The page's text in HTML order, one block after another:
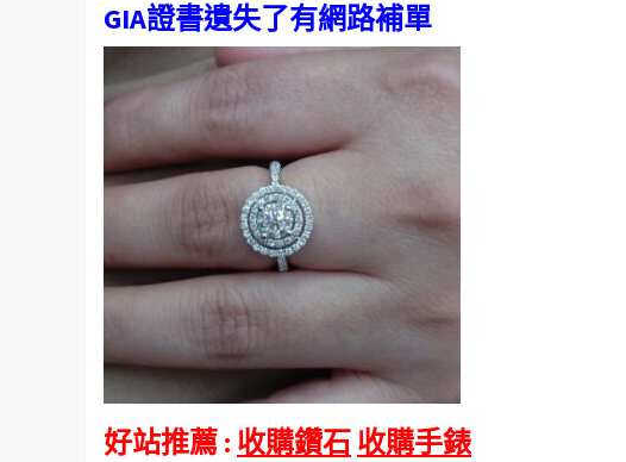
GIA證書遺失了有網路補單
好站推薦 : 收購鑽石收購手錶